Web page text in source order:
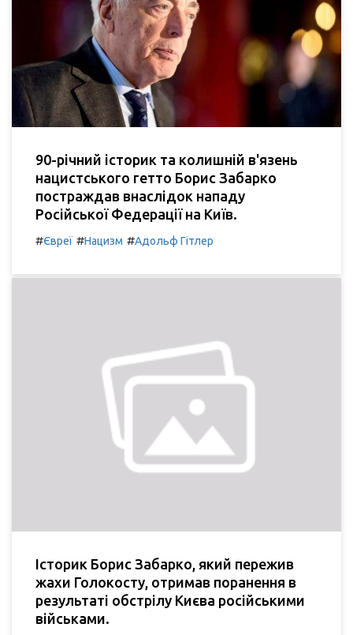
90-річний історик та колишній в'язень
нацистського гетто Борис Забарко
постраждав внаслідок нападу
Російської Федерації на Київ.
#Євреї #Нацизм #Адольф Гітлер
Історик Борис Забарко, який пережив
жахи Голокосту, отримав поранення в
результаті обстрілу Києва російськими
військами.